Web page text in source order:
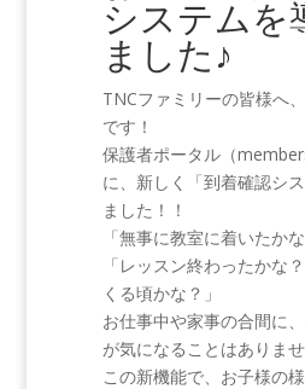
システムを
ました♪
TNCファミリーの皆様へ
です！
保護者ポータル（
に、新しく「到着確認シ
ました！！
「無事に教室に着いたかな
「レッスン終わったかな
くる頃かな？」
お仕事中や家事の合間に
が気になることはありま
この新機能で、お子様の